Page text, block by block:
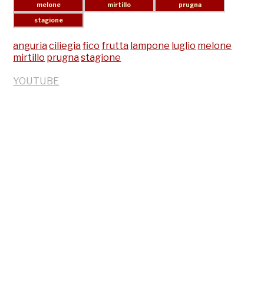
anguriaciliegiafico frutta lampone luglio melone
mirtillo prugnastagione
YOUTUBE